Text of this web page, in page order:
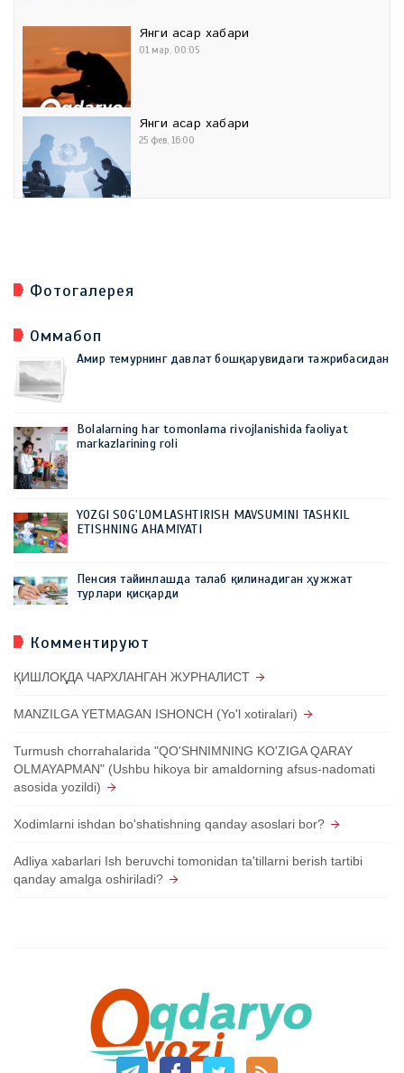
Янги асар хабари
01 мар, 00:05
Янги асар хабари
25 фев, 16:00
Фотогалерея
Оммабоп
Амир темурнинг давлат бошқарувидаги тажрибасидан
Bolalarning har tomonlama rivojlanishida faoliyat
markazlarining roli
YOZGI SOG'LOMLASHTIRISH MAVSUMINI TASHKIL
ETISHNING AHAMIYATI
Пенсия тайинлашда талаб қилинадиган ҳужжат
турлари қисқарди
Комментируют
ҚИШЛОҚДА ЧАРХЛАНГАН ЖУРНАЛИСТ
MANZILGA YETMAGAN ISHONCH (Yo'l xotiralari)
Turmush chorrahalarida "QO'SHNIMNING KO'ZIGA QARAY
OLMAYAPMAN" (Ushbu hikoya bir amaldorning afsus-nadomati
asosida yozildi)
Xodimlarni ishdan bo'shatishning qanday asoslari bor?
Adliya xabarlari Ish beruvchi tomonidan ta'tillarni berish tartibi
qanday amalga oshiriladi?